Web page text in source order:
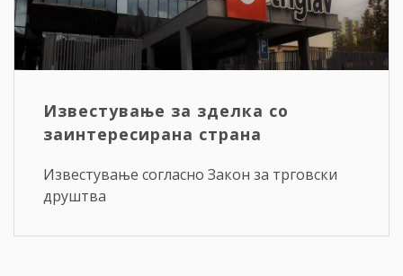
Известување за зделка со
заинтересирана страна
Известување согласно Закон за трговски
друштва